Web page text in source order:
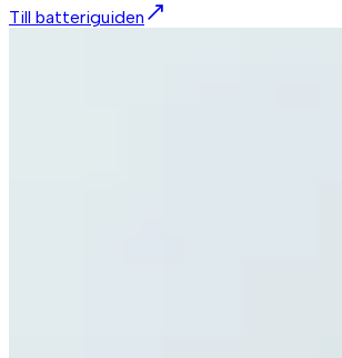
Till batteriguiden